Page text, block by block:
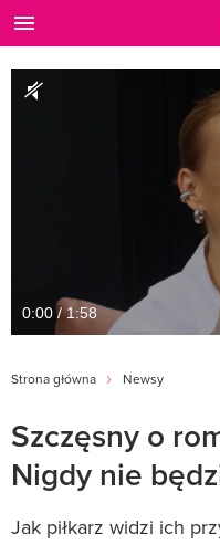
0:00 / 1:58
Strona główna Newsy
Szczęsny o
Nigdy nie
Jak piłkarz widzi ich